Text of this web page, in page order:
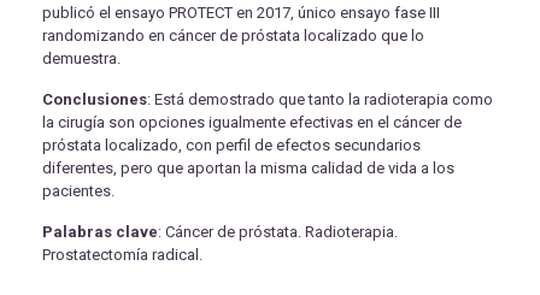
publicó el ensayo PROTECT en 2017, único ensayo fase III
randomizando en cáncer de próstata localizado que lo
demuestra.
Conclusiones: Está demostrado que tanto la radioterapia como
la cirugía son opciones igualmente efectivas en el cáncer de
próstata localizado, con perfil de efectos secundarios
diferentes, pero que aportan la misma calidad de vida a los
pacientes.
Palabras clave: Cáncer de próstata. Radioterapia.
Prostatectomía radical.